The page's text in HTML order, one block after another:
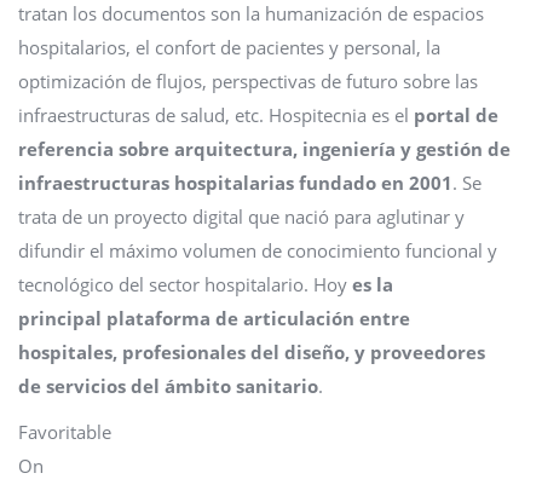
tratan los documentos son la humanización de espacios
hospitalarios, el confort de pacientes y personal, la
optimización de flujos, perspectivas de futuro sobre las
infraestructuras de salud, etc. Hospitecnia es el portal de
referencia sobre arquitectura, ingeniería y gestión de
infraestructuras hospitalarias fundado en 2001. Se
trata de un proyecto digital que nació para aglutinar y
difundir el máximo volumen de conocimiento funcional y
tecnológico del sector hospitalario. Hoy es la
principal plataforma de articulación entre
hospitales, profesionales del diseño, y proveedores
de servicios del ámbito sanitario.
Favoritable
On